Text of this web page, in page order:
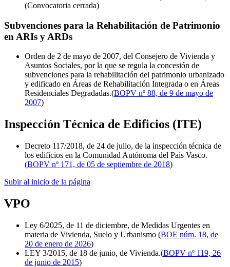
(Convocatoria cerrada)
Subvenciones para la Rehabilitación de Patrimonio
en ARIs y ARDs
Orden de 2 de mayo de 2007, del Consejero de Vivienda y
Asuntos Sociales, por la que se regula la concesión de
subvenciones para la rehabilitación del patrimonio urbanizado
y edificado en Áreas de Rehabilitación Integrada o en Áreas
Residenciales Degradadas.(BOPV nº 88, de 9 de mayo de
2007)
Inspección Técnica de Edificios (ITE)
Decreto 117/2018, de 24 de julio, de la inspección técnica de
los edificios en la Comunidad Autónoma del País Vasco.
(BOPV nº 171, de 05 de septiembre de 2018)
Subir al inicio de la página
VPO
Ley 6/2025, de 11 de diciembre, de Medidas Urgentes en
materia de Vivienda, Suelo y Urbanismo (BOE núm. 18, de
20 de enero de 2026)
LEY 3/2015, de 18 de junio, de Vivienda.(BOPV nº 119, 26
de junio de 2015)